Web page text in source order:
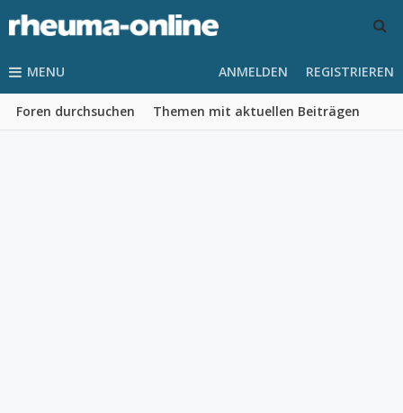
MENU
Foren durchsuchen Themen mit aktuellen Beiträgen
ANMELDEN REGISTRIEREN